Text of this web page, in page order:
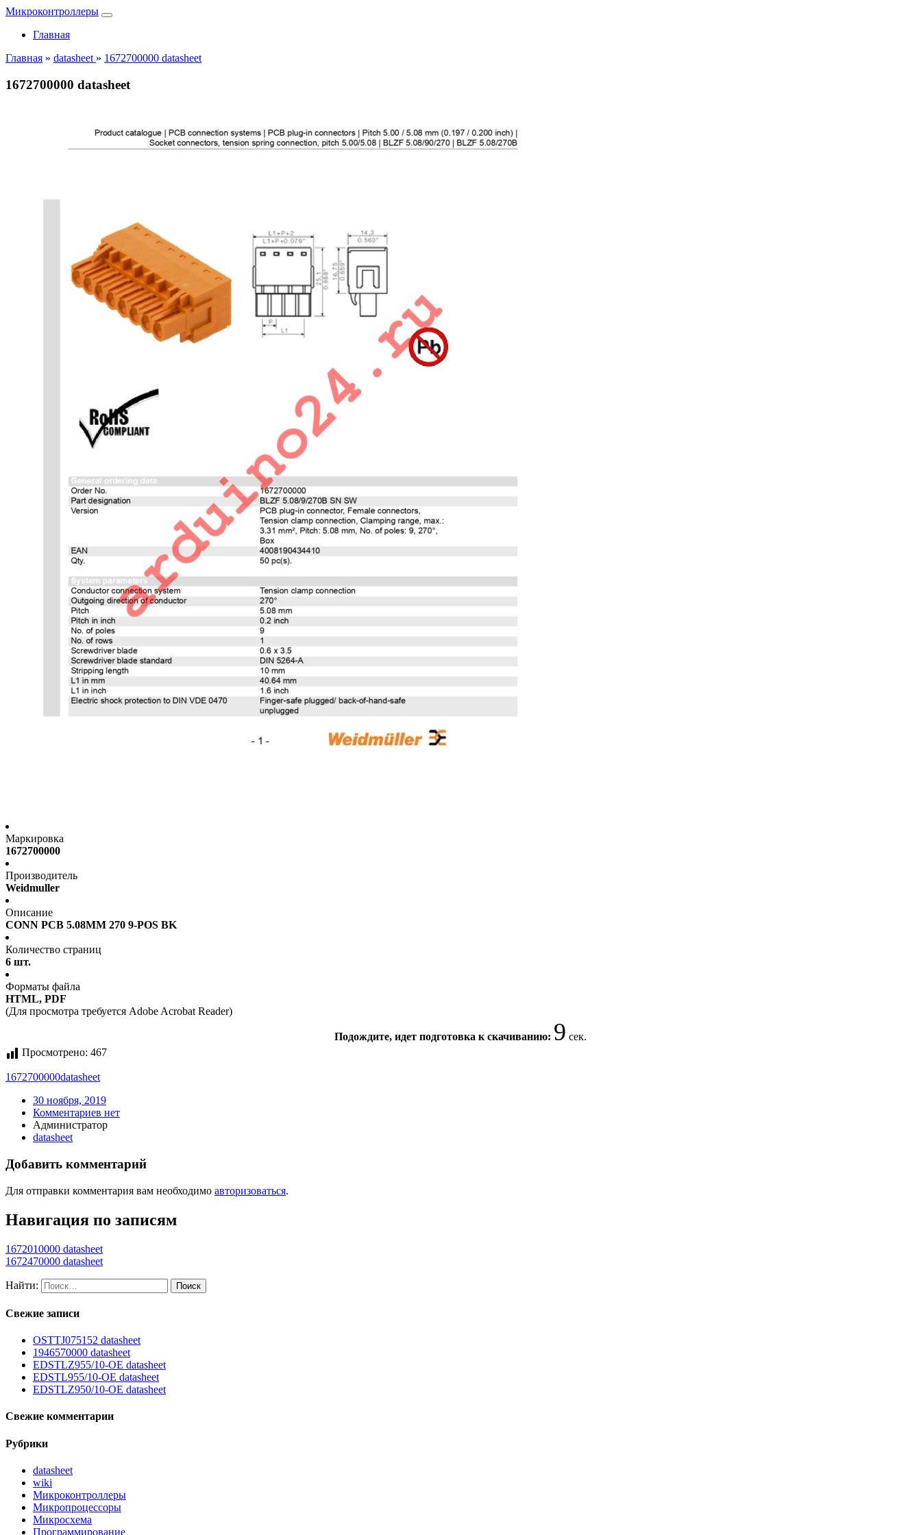
Микроконтроллеры
Главная
Главная » datasheet » 1672700000 datasheet
1672700000 datasheet
Маркировка
1672700000
Производитель
Weidmuller
Описание
CONN PCB 5.08MM 270 9-POS BK
Количество страниц
6 шт.
Форматы файла
HTML, PDF
(Для просмотра требуется Adobe Acrobat Reader)
Подождите, идет подготовка к скачиванию: 8 сек.
Просмотрено: 467
1672700000datasheet
30 ноября, 2019
Комментариев нет
Администратор
datasheet
Добавить комментарий
Для отправки комментария вам необходимо авторизоваться.
Навигация по записям
1672010000 datasheet
1672470000 datasheet
Найти:
Свежие записи
OSTTJ075152 datasheet
1946570000 datasheet
EDSTLZ955/10-OE datasheet
EDSTL955/10-OE datasheet
EDSTLZ950/10-OE datasheet
Свежие комментарии
Рубрики
datasheet
wiki
Микроконтроллеры
Микропроцессоры
Микросхема
Программирование